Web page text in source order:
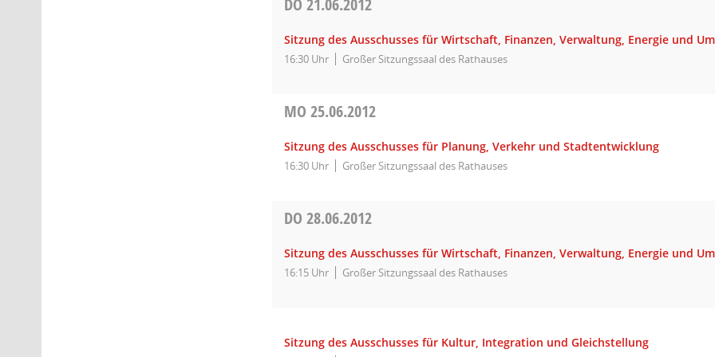
DO21.06.2012
Sitzung des Ausschusses für Wirtschaft, Finanzen, Verwaltung, Energie und
16:30 Uhr Großer Sitzungssaal des Rathauses
MO25.06.2012
Sitzung des Ausschusses für Planung, Verkehr und Stadtentwicklung
16:30 Uhr Großer Sitzungssaal des Rathauses
DO28.06.2012
Sitzung des Ausschusses für Wirtschaft, Finanzen, Verwaltung, Energie und
16:15 Uhr Großer Sitzungssaal des Rathauses
Sitzung des Ausschusses für Kultur, Integration und Gleichstellung